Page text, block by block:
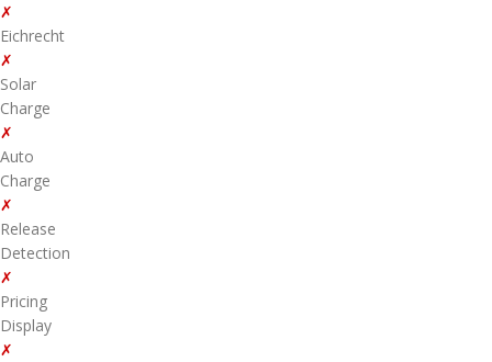
✗
Eichrecht
✗
Solar
Charge
✗
Auto
Charge
✗
Release
Detection
✗
Pricing
Display
✗